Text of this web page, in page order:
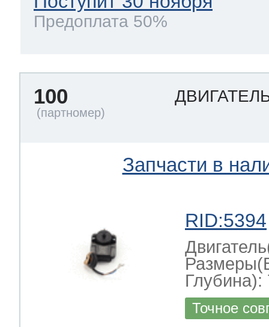
Предоплата 50%
100
Запчасти в
RID:5394
Глубина):
Точное